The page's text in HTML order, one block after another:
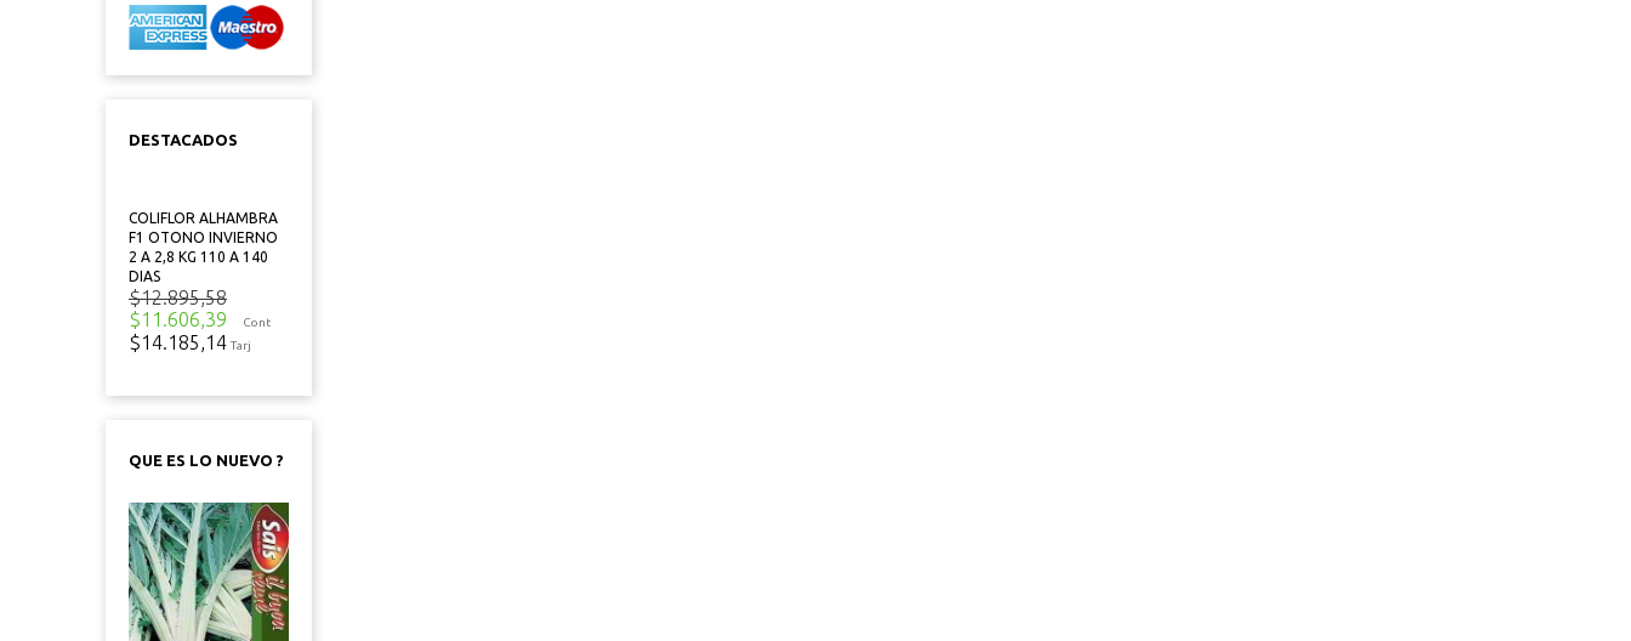
DESTACADOS
COLIFLOR ALHAMBRA
F1 OTONO INVIERNO
2 A 2,8 KG 110 A 140
DIAS
$12.895,58
$11.606,39
Cont
$14.185,14 Tarj
QUE ES LO NUEVO ?